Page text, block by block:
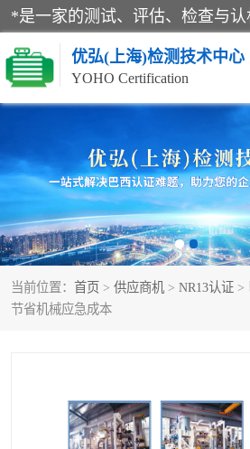
优弘(上海)检测技术中心
YOHO Certification
当前位置： 首页 > 供应商机 > NR13认证 >
节省机械应急成本
RECYCLASS认证
NR12认证
ART认证 巴
巴西认证